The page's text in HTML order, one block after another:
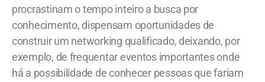
procrastinam o tempo inteiro a busca por
conhecimento, dispensam oportunidades de
construir um networking qualificado, deixando, por
exemplo, de frequentar eventos importantes onde
há a possibilidade de conhecer pessoas que fariam